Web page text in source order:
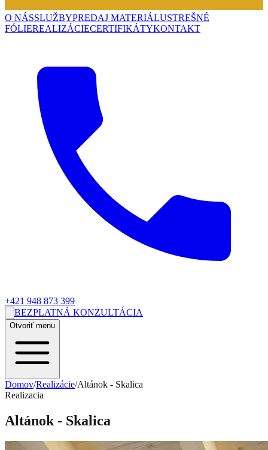
O NÁSSLUŽBYPREDAJ MATERIÁLUSTREŠNÉ
FÓLIEREALIZÁCIECERTIFIKÁTYKONTAKT
+421 948 873 399
BEZPLATNÁ KONZULTÁCIA
Otvoriť menu
Domov/Realizácie/Altánok - Skalica
Realizacia
Altánok - Skalica